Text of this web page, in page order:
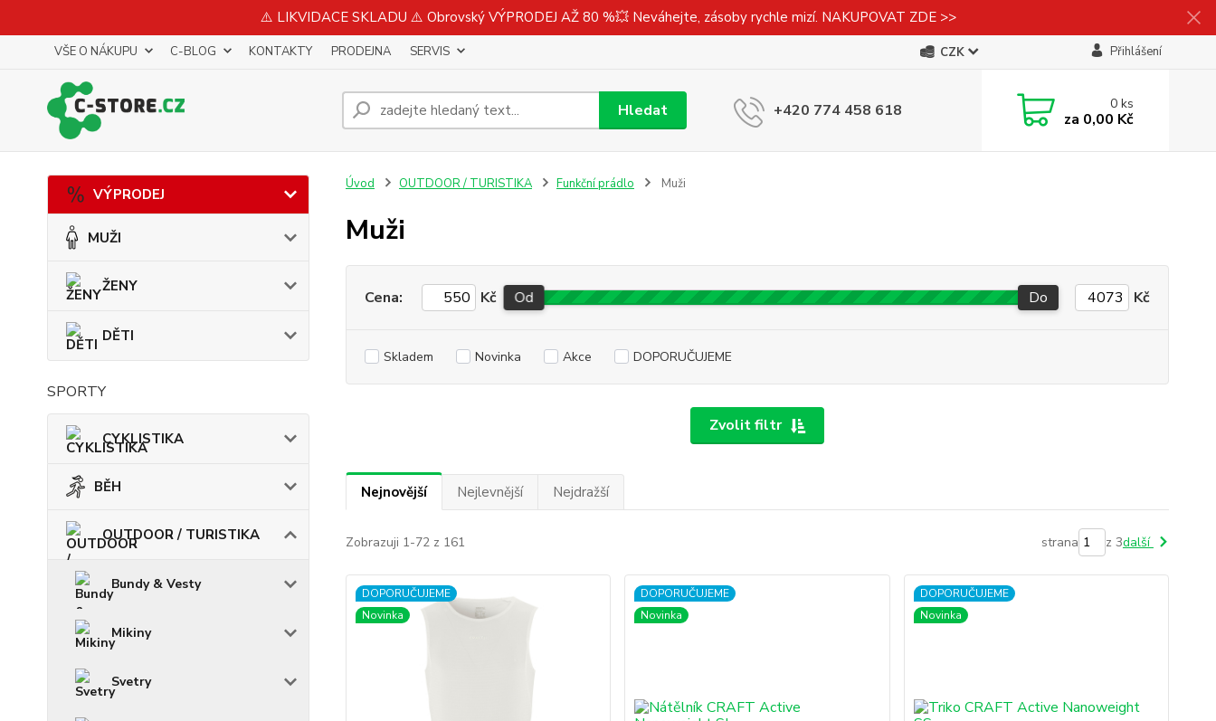
⚠️ LIKVIDACE SKLADU ⚠️ Obrovský VÝPRODEJ AŽ 80 %💥 Neváhejte, zásoby rychle mizí. NAKUPOVAT ZDE >>
VŠE O NÁKUPU C-BLOG KONTAKTY PRODEJNA SERVIS CZK Přihlášení
Hledat +420 774 458 618 0ks
za 0,00 Kč
VÝPRODEJ
MUŽI
ŽENY
DĚTI
SPORTY
CYKLISTIKA
BĚH
OUTDOOR / TURISTIKA
Bundy & Vesty
Mikiny
Svetry
Úvod OUTDOOR / TURISTIKA Funkční prádlo Muži
Muži
Zvolit filtr
Cena: Kč Od Do Kč
Skladem Novinka Akce DOPORUČUJEME
Nejnovější Nejlevnější Nejdražší
Zobrazuji 1-72 z 161 strana z 3další
DOPORUČUJEME
Novinka
DOPORUČUJEME
Novinka
DOPORUČUJEME
Novinka